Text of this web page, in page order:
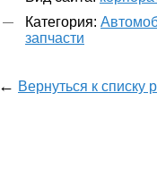
Категория:
запчасти
← Вернуться к списку